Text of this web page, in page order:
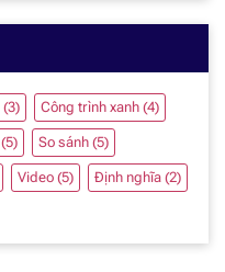
(3) Công trình xanh (4)
(5) So sánh (5)
Video (5) Định nghĩa (2)